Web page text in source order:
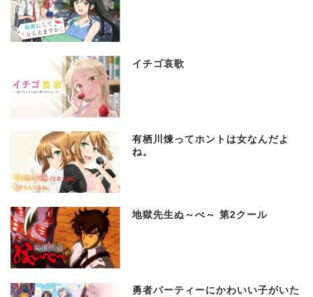
イチゴ哀歌
有栖川煉ってホントは女なんだよ
ね。
地獄先生ぬ～べ～ 第2クール
勇者パーティーにかわいい子がいた